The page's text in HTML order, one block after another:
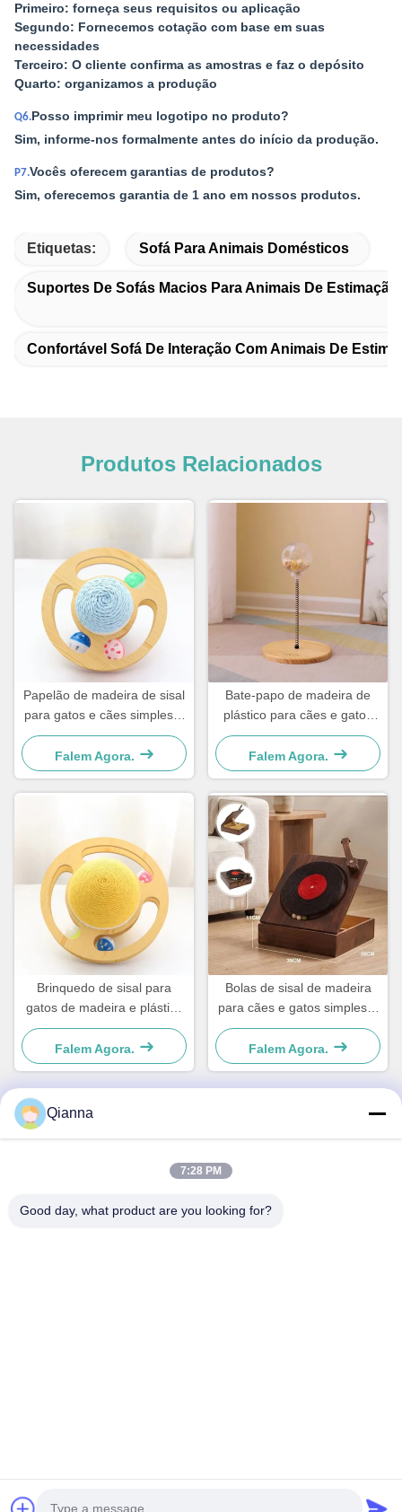
Primeiro: forneça seus requisitos ou aplicação
Segundo: Fornecemos cotação com base em suas
necessidades
Terceiro: O cliente confirma as amostras e faz o depósito
Quarto: organizamos a produção
Q6.Posso imprimir meu logotipo no produto?
Sim, informe-nos formalmente antes do início da produção.
P7.Vocês oferecem garantias de produtos?
Sim, oferecemos garantia de 1 ano em nossos produtos.
Etiquetas: Sofá Para Animais Domésticos
Suportes De Sofás Macios Para Animais De Estimação
Confortável Sofá De Interação Com Animais De
Produtos Relacionados
Papelão de madeira de sisal
para gatos e cães simples e
prático
Falem Agora.
Bate-papo de madeira de
plástico para cães e gatos
simples e prático
Falem Agora.
Brinquedo de sisal para
gatos de madeira e plástico
Para cães e gatos pequenos
Simples e prático
Falem Agora.
Bolas de sisal de madeira
para cães e gatos simples e
práticos
Falem Agora.
Nº 793 Tongren Road, Cidade de Tongxiang, Província de
Qianna
7:28 PM
Good day, what product are you looking for?